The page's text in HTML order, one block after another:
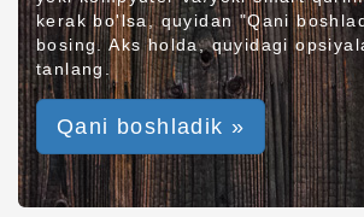
kerak bo'lsa, quyidan "Qani
bosing. Aks holda, quyidagi
tanlang.
Qani boshladik »